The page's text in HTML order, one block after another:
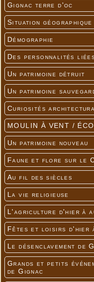
Gignac terre d'oc
Situation
Démographie
Des personnalités
Un patrimoine détruit
Un patrimoine
Curiosités
MOULIN À VENT /
Un patrimoine nouveau
Faune et flore sur le
Au fil des siècles
La vie religieuse
L'agriculture d'hier à
Fêtes et loisirs d'hier
Le désenclavement de
Grands et petits
de Gignac